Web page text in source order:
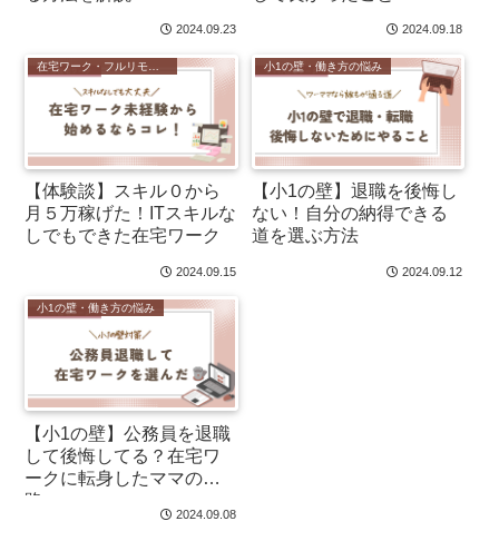
2024.09.23 2024.09.18
【体験談】スキル０から
月５万稼げた！ITスキルな
しでもできた在宅ワーク
2024.09.15
小1の壁・働き方の悩み
【小1の壁】退職を後悔し
ない！自分の納得できる
道を選ぶ方法
2024.09.12
小1の壁・働き方の悩み
【小1の壁】公務員を退職
して後悔してる？在宅ワ
ークに転身したママの末
路
2024.09.08